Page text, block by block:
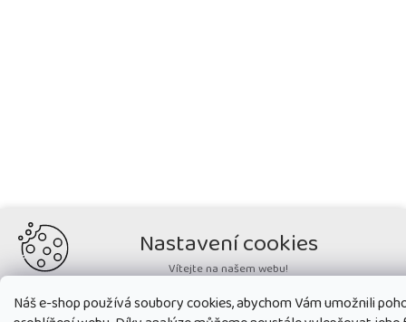
Náš e-shop používá soubory cookies, abychom Vám umožnili
Nastavení cookies
Vítejte na našem webu!
Potřebujeme nastavit cookies a související technologie, aby
zobrazovaný obsah odpovídal vašim potřebám a vy na webu nalezli